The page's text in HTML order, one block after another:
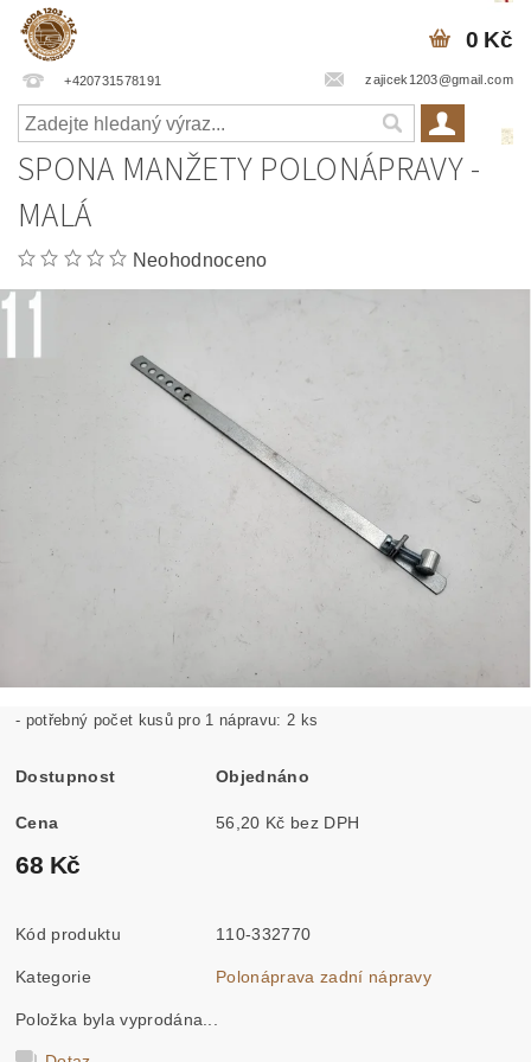
+420731578191 zajicek1203@gmail.com
0 Kč
SPONA MANŽETY POLONÁPRAVY -
MALÁ
Neohodnoceno
- potřebný počet kusů pro 1 nápravu: 2 ks
Dostupnost Objednáno
Cena 56,20 Kč bez DPH
68 Kč
Kód produktu 110-332770
Kategorie Polonáprava zadní nápravy
Položka byla vyprodána...